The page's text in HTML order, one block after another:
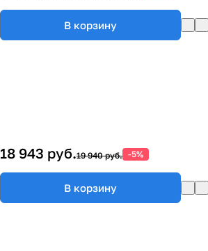
В корзину
18 943 руб.19 940 руб. -5%
В корзину